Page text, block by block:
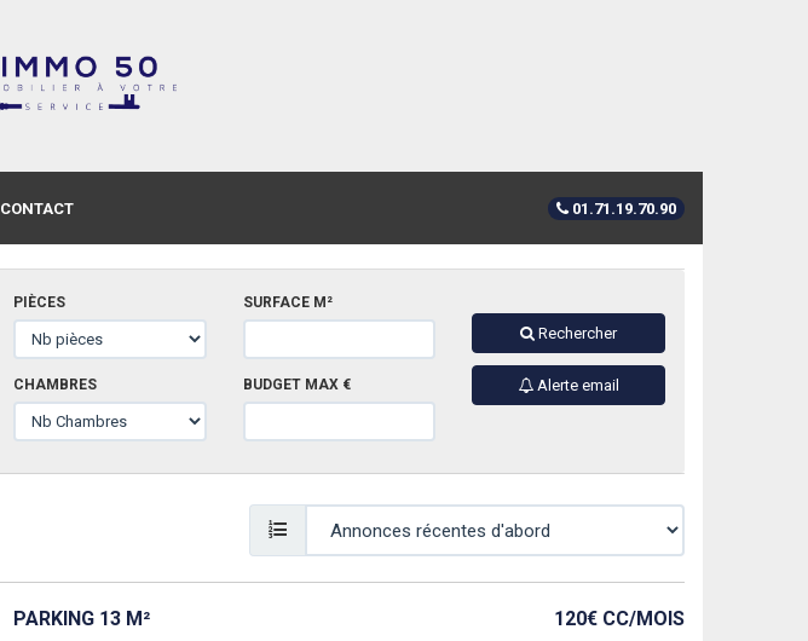
CONTACT 01.71.19.70.90
PIÈCES
CHAMBRES
SURFACE M²
BUDGET MAX €
Rechercher
Alerte email
PARKING 13 M² 120€ CC/MOIS